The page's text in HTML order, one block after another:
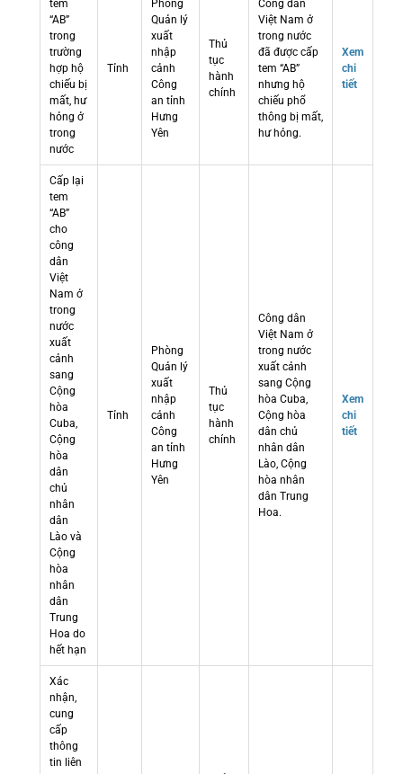
tem
“AB”
trong
trường
hợp hộ
chiếu bị
mất, hư
hỏng ở
trong
nước
Tỉnh
Phòng
Quản lý
xuất
nhập
cảnh
Công
an tỉnh
Hưng
Yên
Thủ
tục
hành
chính
Công dân
Việt Nam ở
trong nước
đã được cấp
tem “AB”
nhưng hộ
chiếu phổ
thông bị mất,
hư hỏng.
Xem
chi
tiết
Cấp lại
tem
“AB”
cho
công
dân
Việt
Nam ở
trong
nước
xuất
cảnh
sang
Cộng
hòa
Cuba,
Cộng
hòa
dân
chủ
nhân
dân
Lào và
Cộng
hòa
nhân
dân
Trung
Hoa do
hết hạn
Tỉnh
Phòng
Quản lý
xuất
nhập
cảnh
Công
an tỉnh
Hưng
Yên
Thủ
tục
hành
chính
Công dân
Việt Nam ở
trong nước
xuất cảnh
sang Cộng
hòa Cuba,
Cộng hòa
dân chủ
nhân dân
Lào, Cộng
hòa nhân
dân Trung
Hoa.
Xem
chi
tiết
Xác
nhận,
cung
cấp
thông
tin liên